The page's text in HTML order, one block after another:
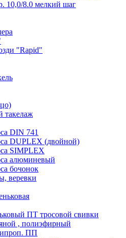
10,0/8.0 мелкий шаг
"Rapid"
такелаж
DIN 741
DUPLEX (двойной)
SIMPLEX
алюминевый
бочонок
веревки
ПТ тросовой свивки
, полиэфирный
ПП